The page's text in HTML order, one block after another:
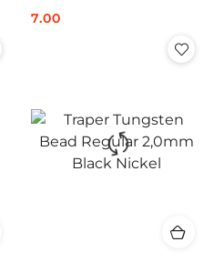
Cena:
7.00